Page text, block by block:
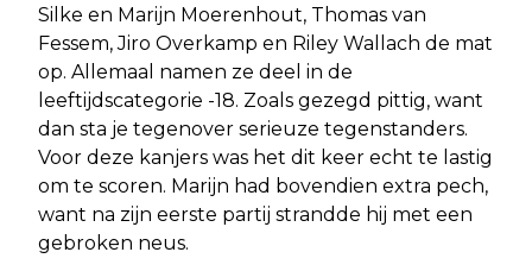
Silke en Marijn Moerenhout, Thomas van
Fessem, Jiro Overkamp en Riley Wallach de mat
op. Allemaal namen ze deel in de
leeftijdscategorie -18. Zoals gezegd pittig, want
dan sta je tegenover serieuze tegenstanders.
Voor deze kanjers was het dit keer echt te lastig
om te scoren. Marijn had bovendien extra pech,
want na zijn eerste partij strandde hij met een
gebroken neus.